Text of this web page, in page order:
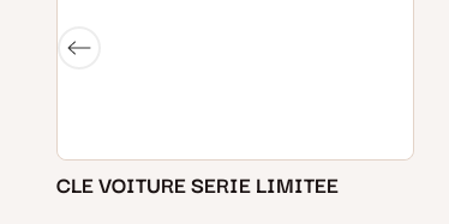
CLE VOITURE SERIE LIMITEE